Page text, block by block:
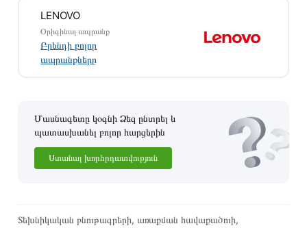
Կարող եք նաև պատվիրել՝ զանգահարելով կայքում նշված
LENOVO
Օրիգինալ ապրանք
Բրենդի բոլոր
ապրանքները
Մասնագետը կօգնի Ձեզ ընտրել և
պատասխանել բոլոր հարցերին
Ստանալ խորհրդատվություն
Տեխնիկական բնութագրերի, առաքման հավաքածուի,